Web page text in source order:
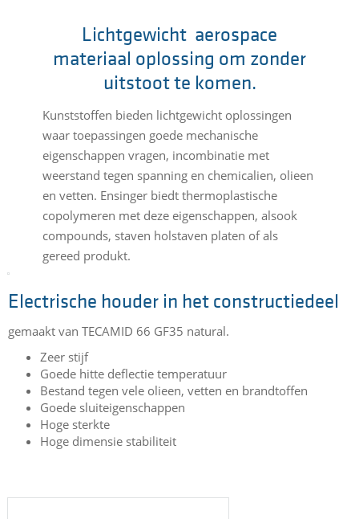
Lichtgewicht aerospace
materiaal oplossing om zonder
uitstoot te komen.
Kunststoffen bieden lichtgewicht oplossingen
waar toepassingen goede mechanische
eigenschappen vragen, incombinatie met
weerstand tegen spanning en chemicalien, olieen
en vetten. Ensinger biedt thermoplastische
copolymeren met deze eigenschappen, alsook
compounds, staven holstaven platen of als
gereed produkt.
Electrische houder in het constructiedeel